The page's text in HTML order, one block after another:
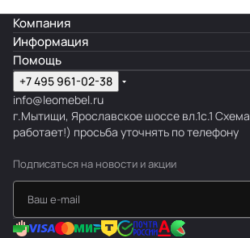
Компания
Информация
Помощь
+7 495 961-02-38
info@leomebel.ru
г.Мытищи, Ярославское шоссе вл.1с.1 Схема
работает!) просьба уточнять по телефону
Подписаться на новости и акции